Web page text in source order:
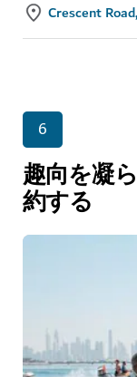
Crescent
6
趣向を凝
約する